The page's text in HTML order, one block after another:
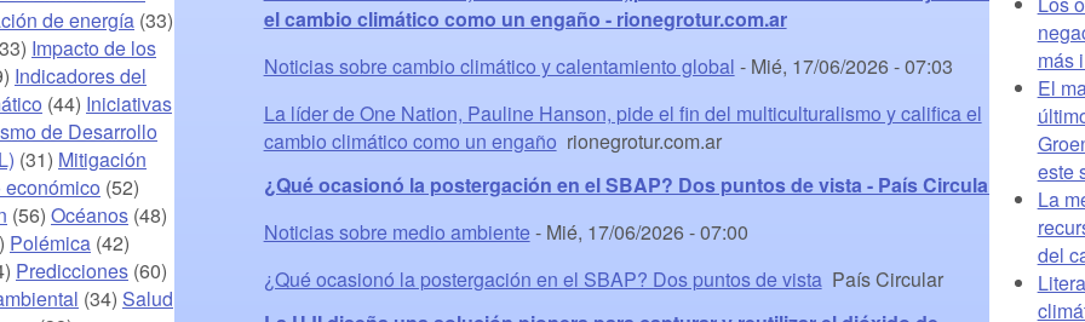
el cambio climático como un engaño - rionegrotur.com.ar
Noticias sobre cambio climático y calentamiento global - Mié, 17/06/2026 - 07:03
La líder de One Nation, Pauline Hanson, pide el fin del multiculturalismo y califica el
cambio climático como un engaño rionegrotur.com.ar
¿Qué ocasionó la postergación en el SBAP? Dos puntos de vista - País Circular
Noticias sobre medio ambiente - Mié, 17/06/2026 - 07:00
¿Qué ocasionó la postergación en el SBAP? Dos puntos de vistaPaís Circular
de energía (33)
Impacto de los
Indicadores del
(44) Iniciativas
de Desarrollo
(31) Mitigación
(52)
(56) Océanos (48)
Polémica (42)
Predicciones (60)
(34) Salud
más
El
este
La
del